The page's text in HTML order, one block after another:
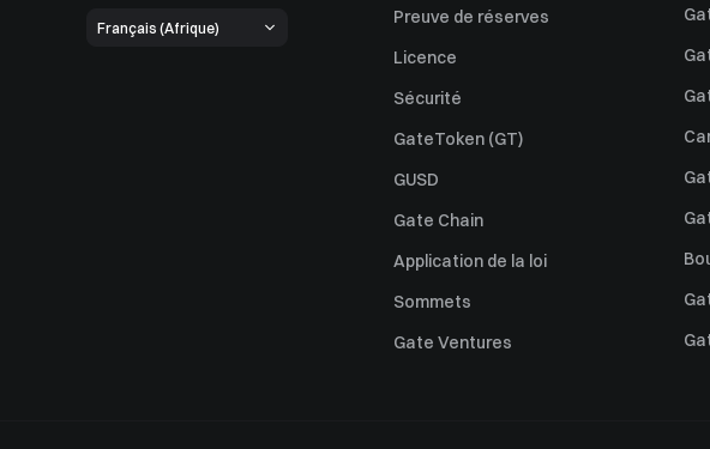
Français (Afrique)
Preuve de réserves
Licence
Sécurité
GateToken (GT)
GUSD
Gate Chain
Application de la loi
Sommets
Gate Ventures